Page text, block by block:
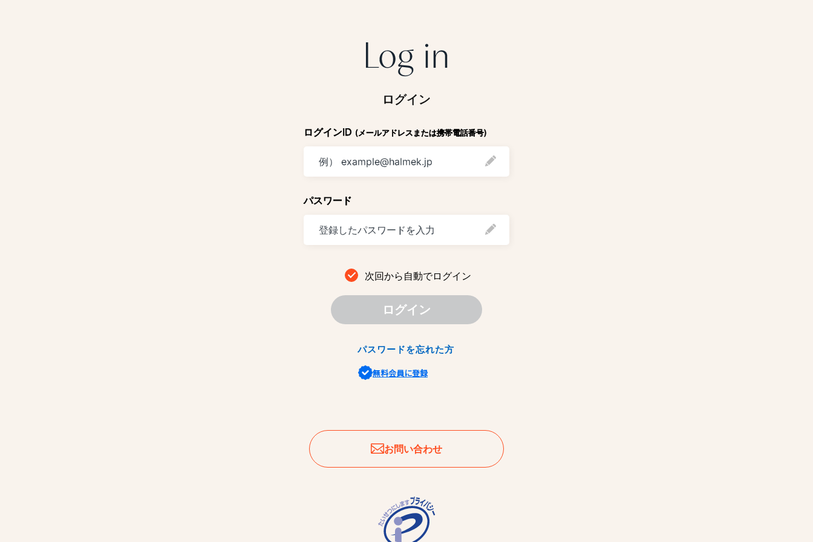
ログイン
ログインID (メールアドレスまたは携帯電話番号)
パスワード
次回から自動でログイン
ログイン
パスワードを忘れた方
無料会員に登録
お問い合わせ